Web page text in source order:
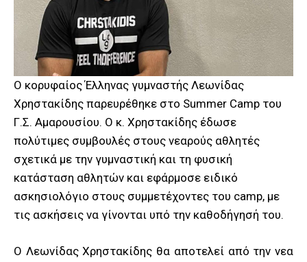
Ο κορυφαίος Έλληνας γυμναστής Λεωνίδας
Χρηστακίδης παρευρέθηκε στο Summer Camp του
Γ.Σ. Αμαρουσίου. Ο κ. Χρηστακίδης έδωσε
πολύτιμες συμβουλές στους νεαρούς αθλητές
σχετικά με την γυμναστική και τη φυσική
κατάσταση αθλητών και εφάρμοσε ειδικό
ασκησιολόγιο στους συμμετέχοντες του camp, με
τις ασκήσεις να γίνονται υπό την καθοδήγησή του.
Ο Λεωνίδας Χρηστακίδης θα αποτελεί από την νεα